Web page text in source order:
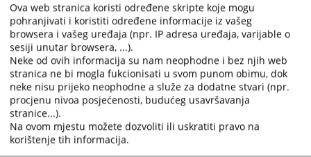
Ova web stranica koristi određene skripte koje mogu
pohranjivati i koristiti određene informacije iz vašeg
browsera i vašeg uređaja (npr. IP adresa uređaja, varijable o
sesiji unutar browsera, ...).
Neke od ovih informacija su nam neophodne i bez njih web
stranica ne bi mogla fukcionisati u svom punom obimu, dok
neke nisu prijeko neophodne a služe za dodatne stvari (npr.
procjenu nivoa posjećenosti, budućeg usavršavanja
stranice...).
Na ovom mjestu možete dozvoliti ili uskratiti pravo na
korištenje tih informacija.